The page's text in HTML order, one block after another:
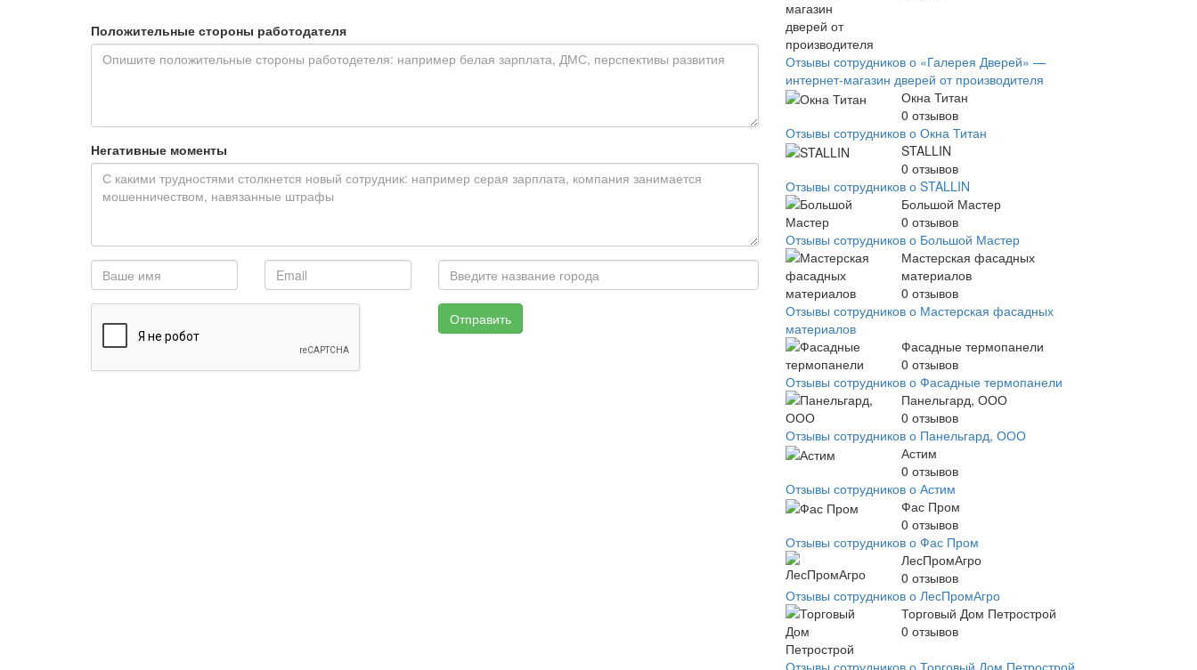
Положительные стороны работодателя
Негативные моменты
Отправить
Отзывы сотрудников о «Галерея Дверей» —
интернет-магазин дверей от производителя
Окна Титан
0 отзывов
Отзывы сотрудников о Окна Титан
STALLIN
0 отзывов
Отзывы сотрудников о STALLIN
Большой Мастер
0 отзывов
Отзывы сотрудников о Большой Мастер
Мастерская фасадных
материалов
0 отзывов
Отзывы сотрудников о Мастерская фасадных
материалов
Фасадные термопанели
0 отзывов
Отзывы сотрудников о Фасадные термопанели
Панельгард, ООО
0 отзывов
Отзывы сотрудников о Панельгард, ООО
Астим
0 отзывов
Отзывы сотрудников о Астим
Фас Пром
0 отзывов
Отзывы сотрудников о Фас Пром
ЛесПромАгро
0 отзывов
Отзывы сотрудников о ЛесПромАгро
Торговый Дом Петрострой
0 отзывов
Отзывы сотрудников о Торговый Дом Петрострой